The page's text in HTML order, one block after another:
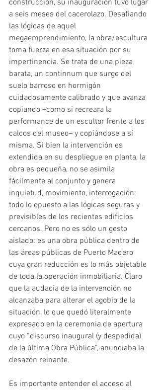
construcción, su inauguración tuvo lugar
a seis meses del cacerolazo. Desafiando
las lógicas de aquel
megaemprendimiento, la obra/escultura
toma fuerza en esa situación por su
impertinencia. Se trata de una pieza
barata, un continnum que surge del
suelo barroso en hormigón
cuidadosamente calibrado y que avanza
copiando –como si recreara la
performance de un escultor frente a los
calcos del museo– y copiándose a sí
misma. Si bien la intervención es
extendida en su despliegue en planta, la
obra es pequeña, no se asimila
fácilmente al conjunto y genera
inquietud, movimiento, interrogación:
todo lo opuesto a las lógicas seguras y
previsibles de los recientes edificios
cercanos. Pero no es sólo un gesto
aislado: es una obra pública dentro de
las áreas públicas de Puerto Madero
cuya gran reducción es lo más objetable
de toda la operación inmobiliaria. Claro
que la audacia de la intervención no
alcanzaba para alterar el agobio de la
situación, lo que quedó literalmente
expresado en la ceremonia de apertura
cuyo “discurso inaugural (y despedida)
de la última Obra Pública”, anunciaba la
desazón reinante.
Es importante entender el acceso al